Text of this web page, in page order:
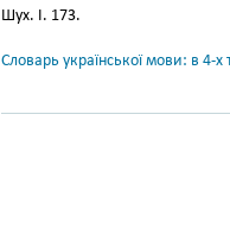
Шух. І. 173.
Словарь української мови: в